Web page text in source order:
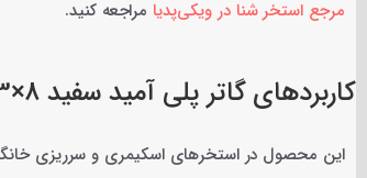
مرجع استخر شنا در ویکی‌پدیا مراجعه کنید.
کاربردهای گاتر پلی آمید سفید 8×13 سانتی
این محصول در استخرهای اسکیمری و سرریزی